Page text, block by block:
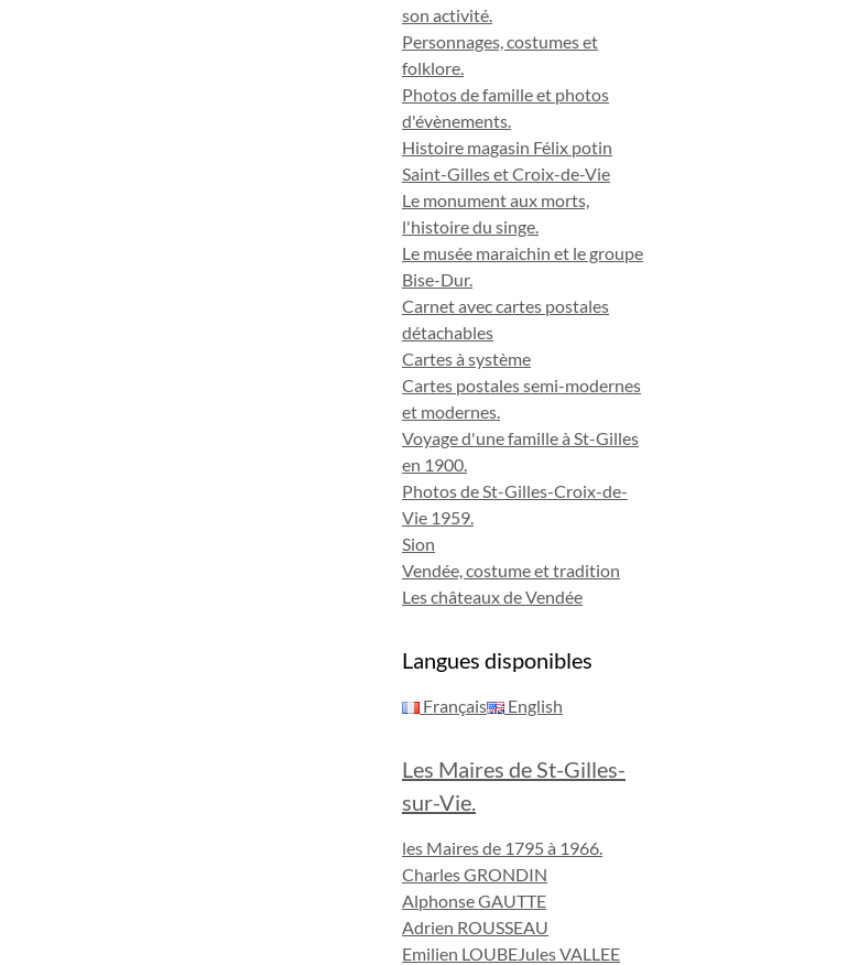
son activité.
Personnages, costumes et
folklore.
Photos de famille et photos
d'évènements.
Histoire magasin Félix potin
Saint-Gilles et Croix-de-Vie
Le monument aux morts,
l'histoire du singe.
Le musée maraichin et le groupe
Bise-Dur.
Carnet avec cartes postales
détachables
Cartes à système
Cartes postales semi-modernes
et modernes.
Voyage d'une famille à St-Gilles
en 1900.
Photos de St-Gilles-Croix-de-
Vie 1959.
Sion
Vendée, costume et tradition
Les châteaux de Vendée
Langues disponibles
Français English
Les Maires de St-Gilles-
sur-Vie.
les Maires de 1795 à 1966.
Charles GRONDIN
Alphonse GAUTTE
Adrien ROUSSEAU
Emilien LOUBEJules VALLEE